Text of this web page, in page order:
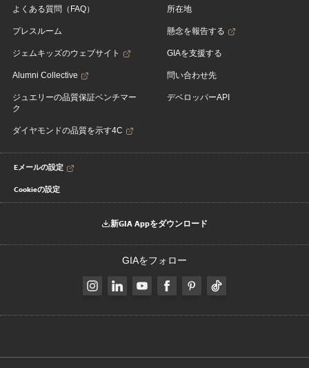
よくある質問（FAQ）
プレスルーム
ジェムキッズのウェブサイト
Alumni Collective
ジュエリーの品質保証ベンチマー
ク
ダイヤモンドの品質を示す4C
所在地
懸念を報告する
GIAを支援する
問い合わせ先
デベロッパーAPI
Eメールの設定
Cookieの設定
新GIA Appをダウンロード
GIAをフォロー